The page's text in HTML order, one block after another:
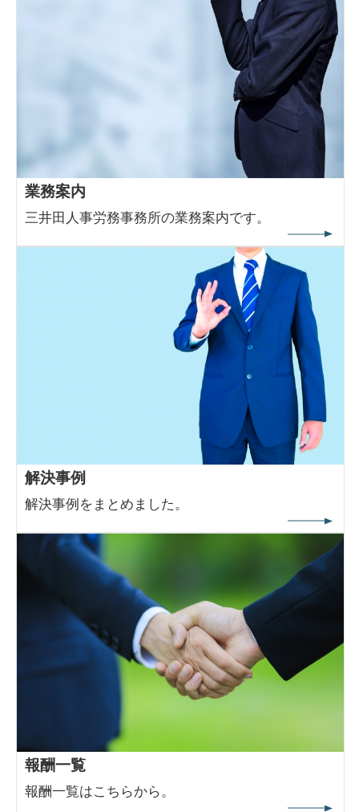
業務案内
三井田人事労務事務所の業務案内です。
解決事例
解決事例をまとめました。
報酬一覧
報酬一覧はこちらから。